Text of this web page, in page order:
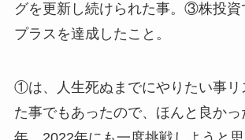
グを更新し続けられた事。③株投資
プラスを達成したこと。
①は、人生死ぬまでにやりたい事リ
た事でもあったので、ほんと良か